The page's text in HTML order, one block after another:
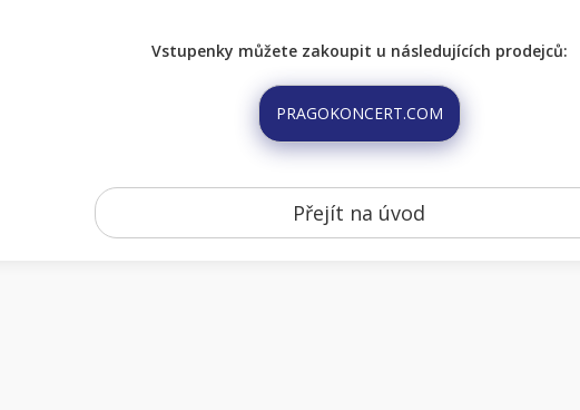
Vstupenky můžete zakoupit u následujících prodejců:
PRAGOKONCERT.COM
Přejít na úvod